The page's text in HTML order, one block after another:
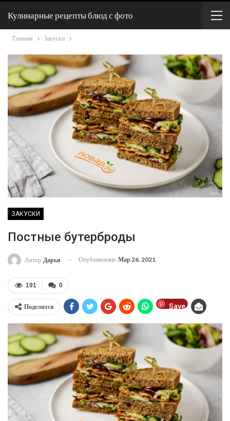
Кулинарные рецепты блюд с фото
Главная Закуски
ЗАКУСКИ
Постные бутерброды
Автор Дарья Опубликовано Мар 26, 2021
0
191
Поделится Save